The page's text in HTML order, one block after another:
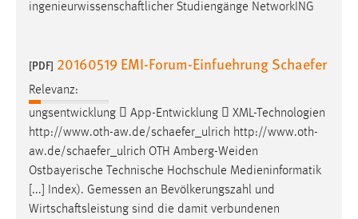
ingenieurwissenschaftlicher Studiengänge NetworkING
[PDF] 20160519 EMI-Forum-Einfuehrung Schaefer
Relevanz:
ungsentwicklung  App-Entwicklung  XML-Technologien
http://www.oth-aw.de/schaefer _ulrich http://www.oth-
aw.de/schaefer _ulrich OTH Amberg-Weiden
Ostbayerische Technische Hochschule Medieninformatik
[...] Index). Gemessen an Bevölkerungszahl und
Wirtschaftsleistung sind die damit verbundenen
Marketing Cookies werden von Drittanbietern
hinweg verfolgen.
Google Ads
Name:
_gcl_au
Anbieter:
Google Ireland Limited